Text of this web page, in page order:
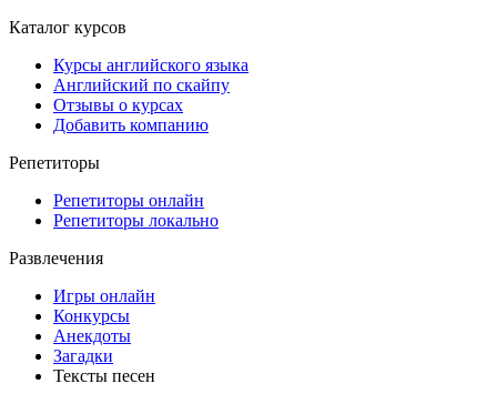
Каталог курсов
Курсы английского языка
Английский по скайпу
Отзывы о курсах
Добавить компанию
Репетиторы
Репетиторы онлайн
Репетиторы локально
Развлечения
Игры онлайн
Конкурсы
Анекдоты
Загадки
Тексты песен